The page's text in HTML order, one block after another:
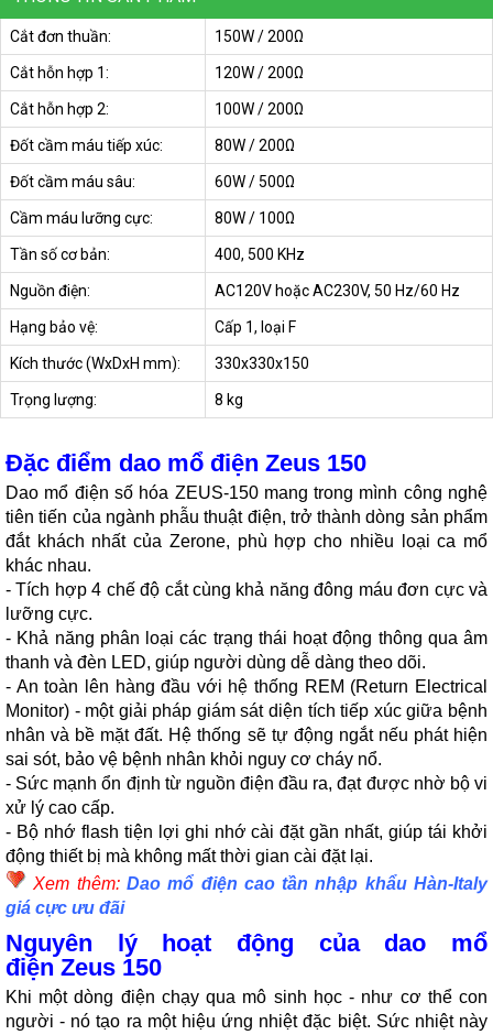
Cắt đơn thuần: 150W / 200Ω
Cắt hỗn hợp 1: 120W / 200Ω
Cắt hỗn hợp 2: 100W / 200Ω
Đốt cầm máu tiếp xúc: 80W / 200Ω
Đốt cầm máu sâu: 60W / 500Ω
Cầm máu lưỡng cực: 80W / 100Ω
Tần số cơ bản: 400, 500 KHz
Nguồn điện: AC120V hoặc AC230V, 50 Hz/60 Hz
Hạng bảo vệ: Cấp 1, loại F
Kích thước (WxDxH mm): 330x330x150
Trọng lượng: 8 kg
Đặc điểm dao mổ điện Zeus 150
Dao mổ điện số hóa ZEUS-150 mang trong mình công nghệ
tiên tiến của ngành phẫu thuật điện, trở thành dòng sản phẩm
đắt khách nhất của Zerone, phù hợp cho nhiều loại ca mổ
khác nhau.
- Tích hợp 4 chế độ cắt cùng khả năng đông máu đơn cực và
lưỡng cực.
- Khả năng phân loại các trạng thái hoạt động thông qua âm
thanh và đèn LED, giúp người dùng dễ dàng theo dõi.
- An toàn lên hàng đầu với hệ thống REM (Return Electrical
Monitor) - một giải pháp giám sát diện tích tiếp xúc giữa bệnh
nhân và bề mặt đất. Hệ thống sẽ tự động ngắt nếu phát hiện
sai sót, bảo vệ bệnh nhân khỏi nguy cơ cháy nổ.
- Sức mạnh ổn định từ nguồn điện đầu ra, đạt được nhờ bộ vi
xử lý cao cấp.
- Bộ nhớ flash tiện lợi ghi nhớ cài đặt gần nhất, giúp tái khởi
động thiết bị mà không mất thời gian cài đặt lại.
Xem thêm: Dao mổ điện cao tần nhập khẩu Hàn-Italy
giá cực ưu đãi
Nguyên lý hoạt động của dao mổ
điện Zeus 150
Khi một dòng điện chạy qua mô sinh học - như cơ thể con
người - nó tạo ra một hiệu ứng nhiệt đặc biệt. Sức nhiệt này